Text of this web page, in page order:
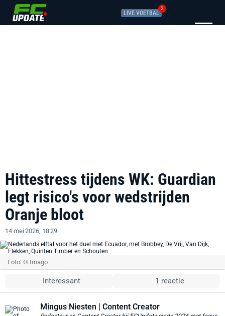
LIVE VOETBAL
2
Hittestress tijdens WK: Guardian
legt risico's voor wedstrijden
Oranje bloot
14 mei 2026, 18:29
Foto: © Imago
Interessant 1 reactie
Mingus Niesten | Content Creator